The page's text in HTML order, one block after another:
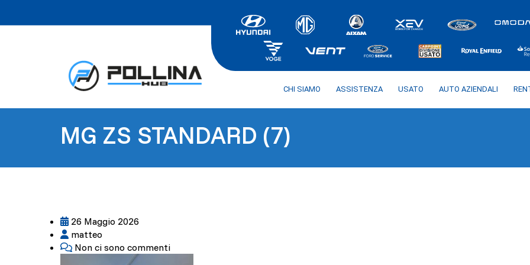
CHI SIAMO ASSISTENZA USATO AUTO AZIENDALI
MG ZS STANDARD (7)
26 Maggio 2026
matteo
Non ci sono commenti